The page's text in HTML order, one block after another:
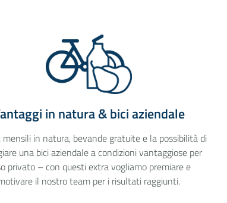
in natura & bici aziendale
in natura, bevande gratuite e la possibilità di
una bici aziendale a condizioni vantaggiose per
privato – con questi extra vogliamo premiare e
il nostro team per i risultati raggiunti.